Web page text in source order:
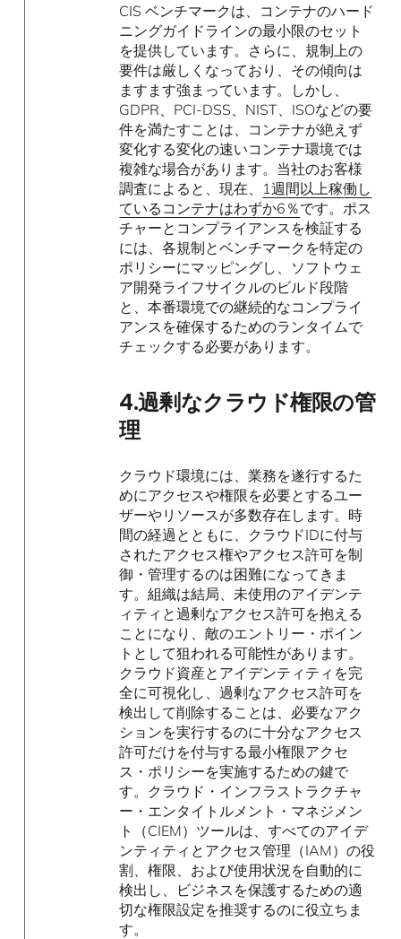
CIS ベンチマークは、コンテナのハード
ニングガイドラインの最小限のセット
を提供しています。さらに、規制上の
要件は厳しくなっており、その傾向は
ますます強まっています。しかし、
GDPR、PCI-DSS、NIST、ISOなどの要
件を満たすことは、コンテナが絶えず
変化する変化の速いコンテナ環境では
複雑な場合があります。当社のお客様
調査によると、現在、 1週間以上稼働し
ているコンテナはわずか6％です。ポス
チャーとコンプライアンスを検証する
には、各規制とベンチマークを特定の
ポリシーにマッピングし、ソフトウェ
ア開発ライフサイクルのビルド段階
と、本番環境での継続的なコンプライ
アンスを確保するためのランタイムで
チェックする必要があります。
4.過剰なクラウド権限の管
理
クラウド環境には、業務を遂行するた
めにアクセスや権限を必要とするユー
ザーやリソースが多数存在します。時
間の経過とともに、クラウドIDに付与
されたアクセス権やアクセス許可を制
御・管理するのは困難になってきま
す。組織は結局、未使用のアイデンテ
ィティと過剰なアクセス許可を抱える
ことになり、敵のエントリー・ポイン
トとして狙われる可能性があります。
クラウド資産とアイデンティティを完
全に可視化し、過剰なアクセス許可を
検出して削除することは、必要なアク
ションを実行するのに十分なアクセス
許可だけを付与する最小権限アクセ
ス・ポリシーを実施するための鍵で
す。クラウド・インフラストラクチャ
ー・エンタイトルメント・マネジメン
ト（CIEM）ツールは、すべてのアイデ
ンティティとアクセス管理（IAM）の役
割、権限、および使用状況を自動的に
検出し、ビジネスを保護するための適
切な権限設定を推奨するのに役立ちま
す。